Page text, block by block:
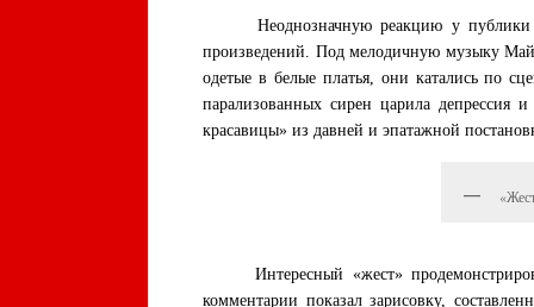
Неоднозначную реакцию у публики
произведений. Под мелодичную музыку
одетые в белые платья, они катались по
парализованных сирен царила депрессия
красавицы» из давней и эпатажной
Интересный «жест»
комментарии показал зарисовку,